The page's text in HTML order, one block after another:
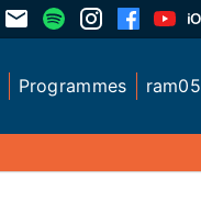
Programmes ram05